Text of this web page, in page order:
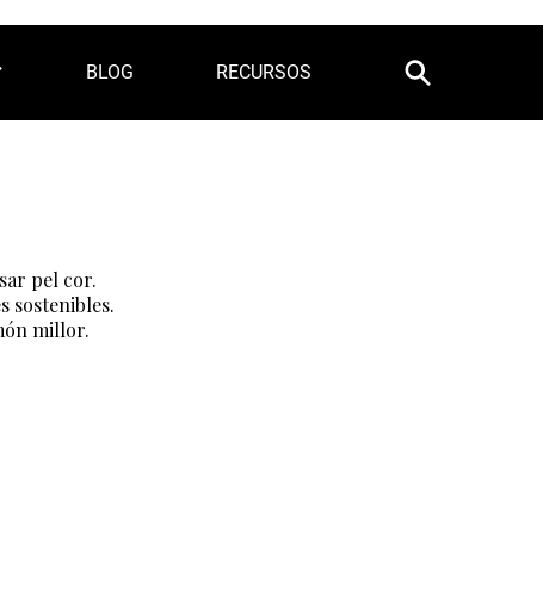
BLOG RECURSOS
pel cor.
sostenibles.
millor.